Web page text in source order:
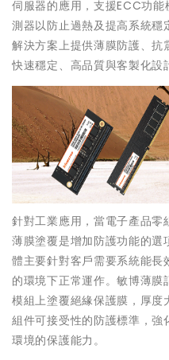
伺服器的應用，支援ECC功
測器以防止過熱及提高系統
解決方案上提供薄膜防護、
快速穩定、高品質與客製化設
針對工業應用，當電子產品零
薄膜塗覆是增加防護功能的
體主要針對客戶需要系統能
的環境下正常運作。敏博薄
模組上塗覆絕緣保護膜，厚
組件可接受性的防護標準，
環境的保護能力。